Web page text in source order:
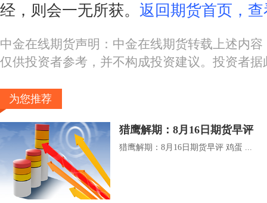
经，则会一无所获。 返回期货首页，
中金在线期货声明：中金在线期货转载上述内
仅供投资者参考，并不构成投资建议。投资者
为您推荐
猎鹰解期：8月16日期货早评
猎鹰解期：8月16日期货早评 鸡蛋 ...